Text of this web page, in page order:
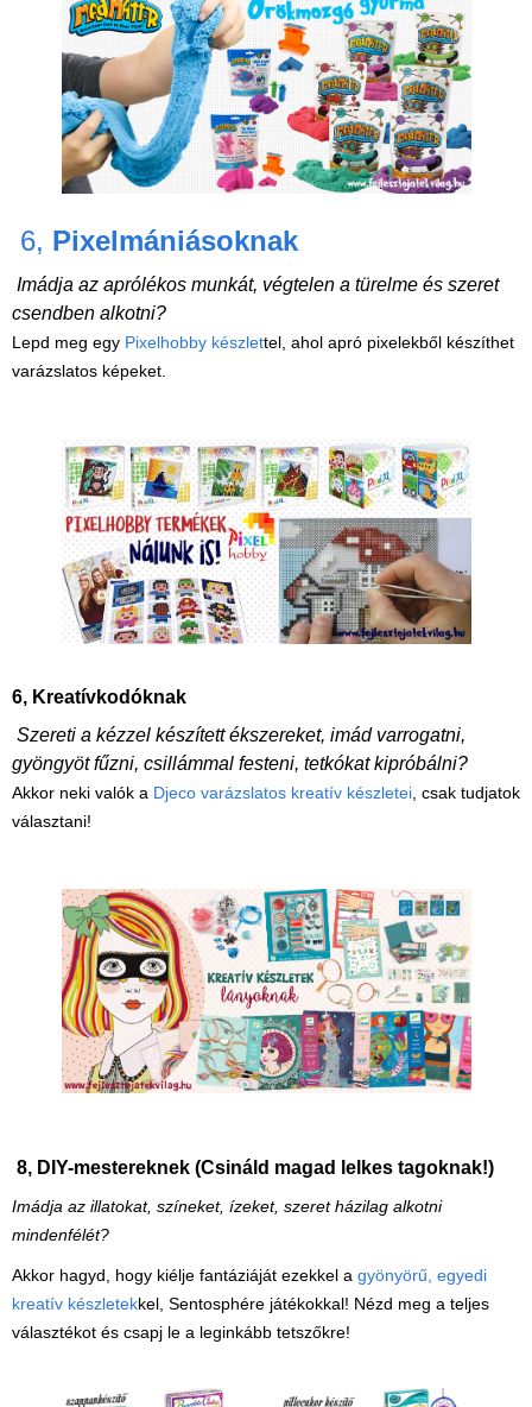
6, Pixelmániásoknak
Imádja az aprólékos munkát, végtelen a türelme és szeret
csendben alkotni?
Lepd meg egy Pixelhobby készlettel, ahol apró pixelekből készíthet
varázslatos képeket.
6, Kreatívkodóknak
Szereti a kézzel készített ékszereket, imád varrogatni,
gyöngyöt fűzni, csillámmal festeni, tetkókat kipróbálni?
Akkor neki valók a Djeco varázslatos kreatív készletei , csak tudjatok
választani!
8, DIY-mestereknek (Csináld magad lelkes tagoknak!)
Imádja az illatokat, színeket, ízeket, szeret házilag alkotni
mindenfélét?
Akkor hagyd, hogy kiélje fantáziáját ezekkel a gyönyörű, egyedi
kreatív készletekkel, Sentosphére játékokkal! Nézd meg a teljes
választékot és csapj le a leginkább tetszőkre!